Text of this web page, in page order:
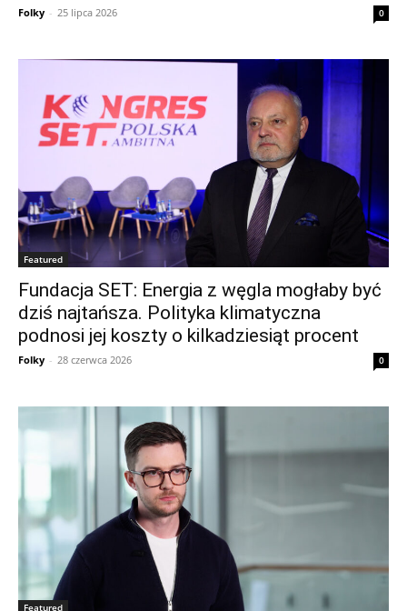
Folky - 25 lipca 2026 0
Featured
Fundacja SET: Energia z węgla mogłaby być
dziś najtańsza. Polityka klimatyczna
podnosi jej koszty o kilkadziesiąt procent
Folky - 28 czerwca 2026 0
Featured